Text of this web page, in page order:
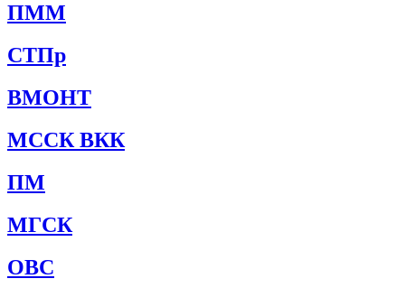
ПММ
СТПр
ВМОНТ
МССК ВКК
ПМ
МГСК
ОВС